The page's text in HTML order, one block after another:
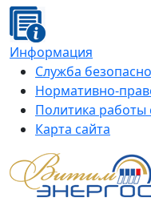
Информация
Служба
Нормативно-
Политика работы
Карта сайта